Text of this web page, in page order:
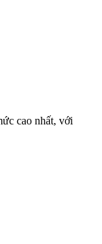
cao nhất, với